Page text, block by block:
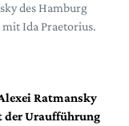
des Hamburg
Ida Praetorius.
Ratmansky
der Uraufführung